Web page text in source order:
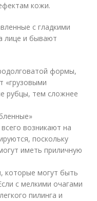
кожи.
с гладкими
лице и бывают
формы,
«грузовыми
рубцы, тем сложнее
возникают на
поскольку
иметь приличную
которые могут быть
с мелкими очагами
пилинга и